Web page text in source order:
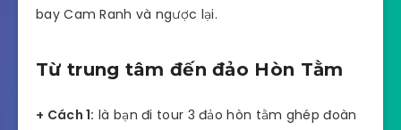
bay Cam Ranh và ngược lại.
Từ trung tâm đến đảo Hòn Tằm
+ Cách 1: là bạn đi tour 3 đảo hòn tằm ghép đoàn